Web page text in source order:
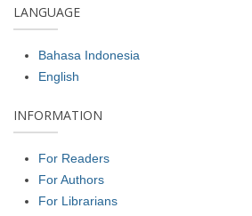
LANGUAGE
Bahasa Indonesia
English
INFORMATION
For Readers
For Authors
For Librarians